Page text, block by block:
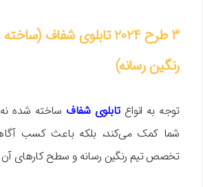
3 طرح 2024 تابلوی شفاف
رنگین رسانه)
توجه به انواع تابلوی شفاف ساخته شده نه
شما کمک می‌کند، بلکه باعث کسب
تخصص تیم رنگین رسانه و سطح کارهای